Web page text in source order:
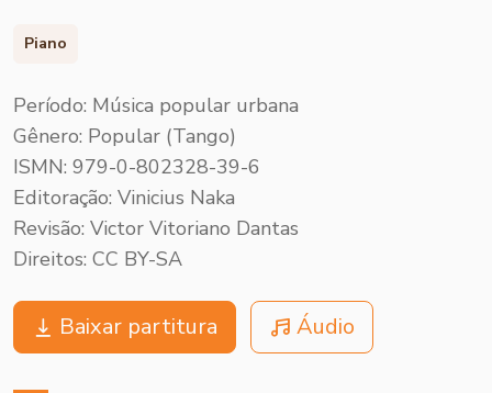
Piano
Período: Música popular urbana
Gênero: Popular (Tango)
ISMN: 979-0-802328-39-6
Editoração: Vinicius Naka
Revisão: Victor Vitoriano Dantas
Direitos: CC BY-SA
Baixar partitura Áudio